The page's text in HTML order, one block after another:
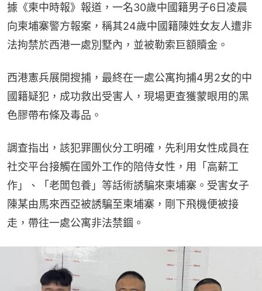
據《柬中時報》報道，一名30歲中國籍男子6日凌晨
向柬埔寨警方報案，稱其24歲中國籍陳姓女友人遭非
法拘禁於西港一處別墅內，並被勒索巨額贖金。
西港憲兵展開搜捕，最終在一處公寓拘捕4男2女的中
國籍疑犯，成功救出受害人，現場更查獲蒙眼用的黑
色膠帶布條及毒品。
調查指出，該犯罪團伙分工明確，先利用女性成員在
社交平台接觸在國外工作的陪侍女性，用「高薪工
作」、「老闆包養」等話術誘騙來柬埔寨。受害女子
陳某由馬來西亞被誘騙至柬埔寨，剛下飛機便被接
走，帶往一處公寓非法禁錮。